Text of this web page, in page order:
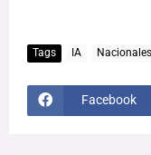
Tags IA Nacionales
Facebook